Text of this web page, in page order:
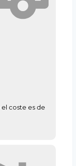
el coste es de